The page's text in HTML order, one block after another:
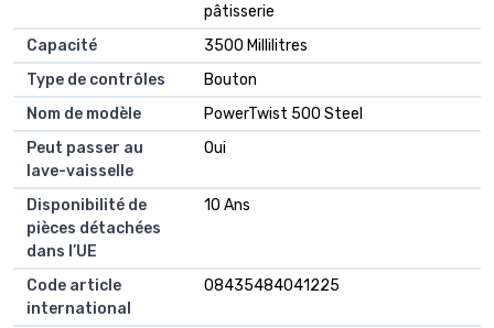
pâtisserie
Capacité
3500 Millilitres
Type de contrôles
Bouton
Nom de modèle
PowerTwist 500 Steel
Peut passer au
lave-vaisselle
Oui
Disponibilité de
pièces détachées
dans l’UE
10 Ans
Code article
international
08435484041225